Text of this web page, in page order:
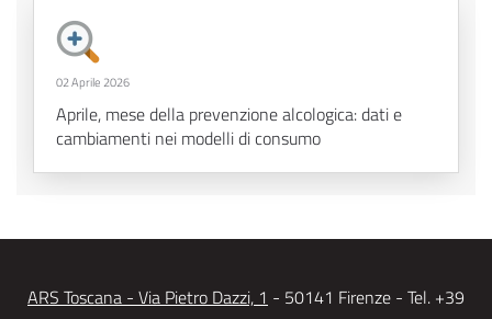
02 Aprile 2026
Aprile, mese della prevenzione alcologica: dati e
cambiamenti nei modelli di consumo
ARS Toscana - Via Pietro Dazzi, 1 - 50141 Firenze - Tel. +39